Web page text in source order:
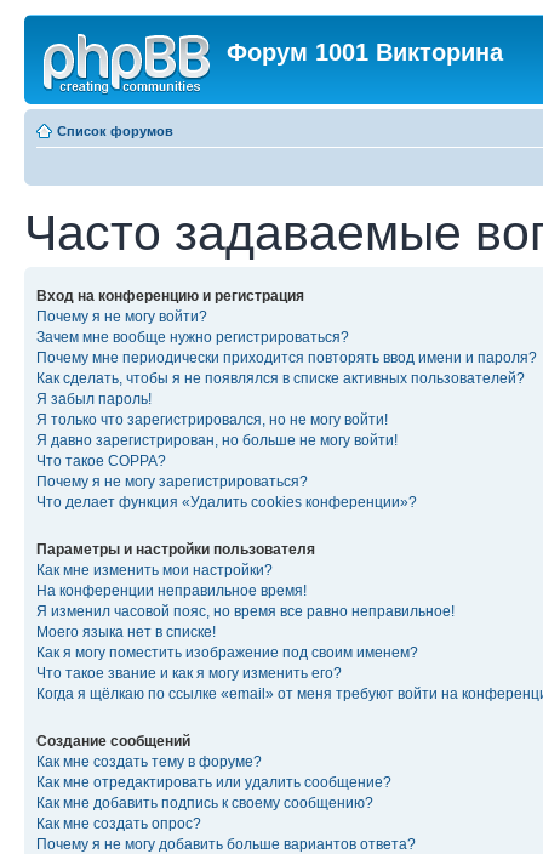
Форум 1001 Викторина
Список форумов
Часто задаваемые
Вход на конференцию и регистрация
Почему я не могу войти?
Зачем мне вообще нужно регистрироваться?
Почему мне периодически приходится повторять ввод имени и пароля?
Как сделать, чтобы я не появлялся в списке активных пользователей?
Я забыл пароль!
Я только что зарегистрировался, но не могу войти!
Я давно зарегистрирован, но больше не могу войти!
Что такое COPPA?
Почему я не могу зарегистрироваться?
Что делает функция «Удалить cookies конференции»?
Параметры и настройки пользователя
Как мне изменить мои настройки?
На конференции неправильное время!
Я изменил часовой пояс, но время все равно неправильное!
Моего языка нет в списке!
Как я могу поместить изображение под своим именем?
Что такое звание и как я могу изменить его?
Когда я щёлкаю по ссылке «email» от меня требуют войти на
Создание сообщений
Как мне создать тему в форуме?
Как мне отредактировать или удалить сообщение?
Как мне добавить подпись к своему сообщению?
Как мне создать опрос?
Почему я не могу добавить больше вариантов ответа?